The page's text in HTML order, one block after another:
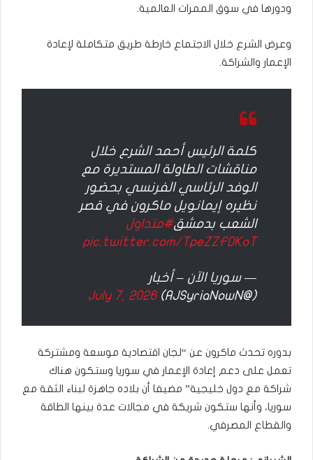
ودورها في سوق الممرات العالمية.
وعرض الشرع خلال الاجتماع خارطة طريق متكاملة لإعادة
الإعمار والشراكة.
كلمة الرئيس أحمد الشرع خلال
مناقشات الطاولة المستديرة مع
الوفد الرئاسي الفرنسي بحضور
نظيره إيمانويل ماكرون في قصر
الشعب بدمشق#متداول
pic.twitter.com/TpeZZFDKoT
— سوريا الآن – أخبار
(@AJSyriaNowN)
July 7, 2026
بدوره تحدث ماكرون عن “لجان اقتصادية موسعة ومشتركة
تعمل على دعم إعادة الإعمار في سوريا وستكون هناك
شراكة مع دول خليجية” مضيفا أن بلاده جاهزة لبناء الثقة مع
سوريا، وأنها ستكون شريكة في مجالات عدة بينها الطاقة
والقطاع المصرفي.